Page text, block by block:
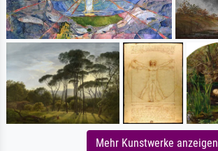
Mehr Kunstwerke anzeigen